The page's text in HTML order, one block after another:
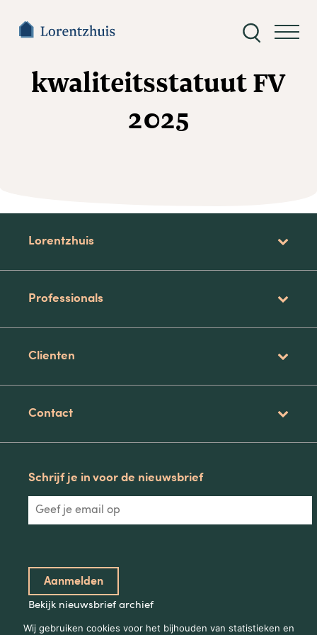
Zoeken
kwaliteitsstatuut FV
2025
Lorentzhuis
Professionals
Clienten
Contact
Schrijf je in voor de nieuwsbrief
Bekijk nieuwsbrief archief
Wij gebruiken cookies voor het bijhouden van statistieken en